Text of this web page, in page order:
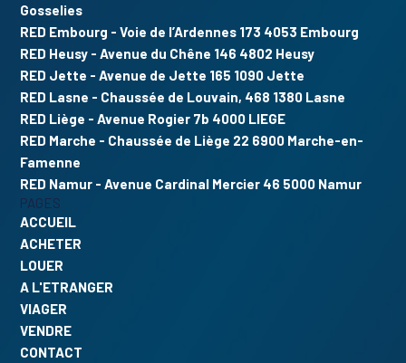
Gosselies
RED Embourg - Voie de l’Ardennes 173 4053 Embourg
RED Heusy - Avenue du Chêne 146 4802 Heusy
RED Jette - Avenue de Jette 165 1090 Jette
RED Lasne - Chaussée de Louvain, 468 1380 Lasne
RED Liège - Avenue Rogier 7b 4000 LIEGE
RED Marche - Chaussée de Liège 22 6900 Marche-en-
Famenne
RED Namur - Avenue Cardinal Mercier 46 5000 Namur
PAGES
ACCUEIL
ACHETER
LOUER
A L'ETRANGER
VIAGER
VENDRE
CONTACT